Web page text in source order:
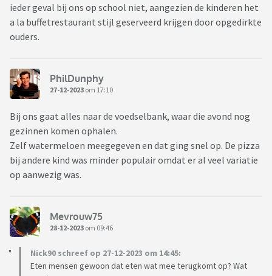
ieder geval bij ons op school niet, aangezien de kinderen het
a la buffetrestaurant stijl geserveerd krijgen door opgedirkte
ouders.
PhilDunphy
27-12-2023 om 17:10
Bij ons gaat alles naar de voedselbank, waar die avond nog
gezinnen komen ophalen.
Zelf watermeloen meegegeven en dat ging snel op. De pizza
bij andere kind was minder populair omdat er al veel variatie
op aanwezig was.
Mevrouw75
28-12-2023 om 09:46
Nick90 schreef op 27-12-2023 om 14:45:
Eten mensen gewoon dat eten wat mee terugkomt op? Wat